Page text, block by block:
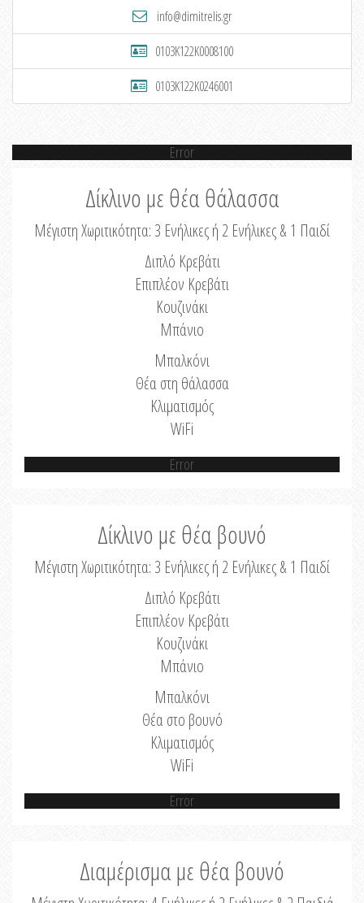
info@dimitrelis.gr
0103K122K0008100
0103K122K0246001
Error
Δίκλινο με θέα θάλασσα
Μέγιστη Χωριτικότητα: 3 Ενήλικες ή 2 Ενήλικες & 1 Παιδί
Διπλό Κρεβάτι
Επιπλέον Κρεβάτι
Κουζινάκι
Μπάνιο
Μπαλκόνι
Θέα στη θάλασσα
Κλιματισμός
WiFi
Error
Δίκλινο με θέα βουνό
Μέγιστη Χωριτικότητα: 3 Ενήλικες ή 2 Ενήλικες & 1 Παιδί
Διπλό Κρεβάτι
Επιπλέον Κρεβάτι
Κουζινάκι
Μπάνιο
Μπαλκόνι
Θέα στο βουνό
Κλιματισμός
WiFi
Error
Διαμέρισμα με θέα βουνό